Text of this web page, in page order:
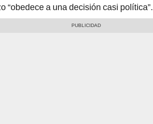
“obedece a una decisión casi política”.